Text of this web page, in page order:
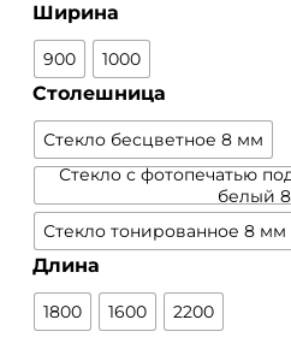
Ширина
900 1000
Столешница
Стекло бесцветное 8 мм
Стекло с фотопечатью
белый
Стекло тонированное 8 мм
Длина
1800 1600 2200